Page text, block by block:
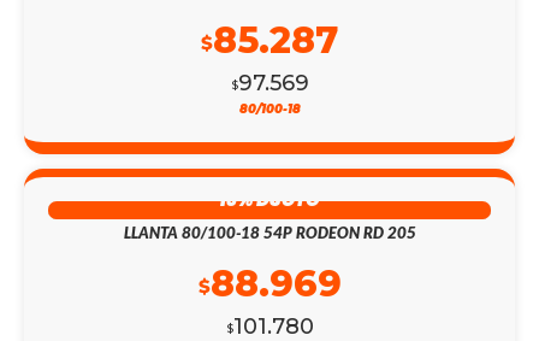
$97.569
$85.287
80/100-18
13% DSCTO
LLANTA 80/100-18 54P RODEON RD 205
$101.780
$88.969